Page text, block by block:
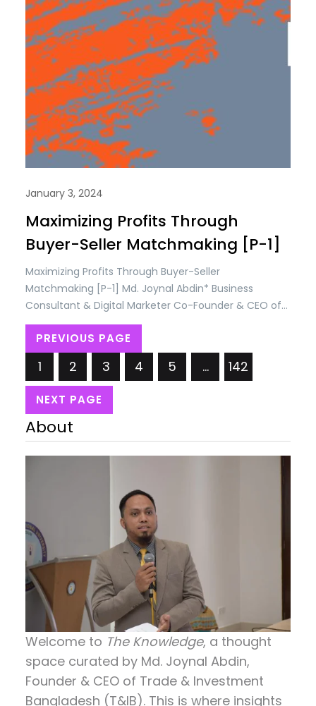
January 3, 2024
Maximizing Profits Through
Buyer-Seller Matchmaking [P-1]
Maximizing Profits Through Buyer-Seller
Matchmaking [P-1] Md. Joynal Abdin* Business
Consultant & Digital Marketer Co-Founder & CEO of
Trade & Investment Bangladesh In the dynamic
landscape of modern commerce, the intricate
dance between buyers and sellers has evolved into a
strategic partnership that transcends traditional
transactional relationships. At the heart of this
evolution lies…
PREVIOUS PAGE
1 2 3 4 5 … 142
NEXT PAGE
About
Welcome to The Knowledge, a thought
space curated by Md. Joynal Abdin,
Founder & CEO of Trade & Investment
Bangladesh (T&IB). This is where insights